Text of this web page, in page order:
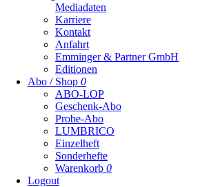
Mediadaten
Karriere
Kontakt
Anfahrt
Emminger & Partner GmbH
Editionen
Abo / Shop 0
ABO-LOP
Geschenk-Abo
Probe-Abo
LUMBRICO
Einzelheft
Sonderhefte
Warenkorb 0
Logout